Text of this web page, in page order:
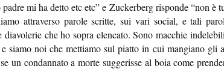
mi ha detto etc etc” e Zuckerberg risponde “non è
attraverso parole scritte, sui vari social, e tali
che ho sopra elencato. Sono macchie
siamo noi che mettiamo sul piatto in cui mangiano gli
un condannato a morte suggerisse al boia come